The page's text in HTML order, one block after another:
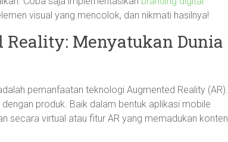
visual yang mencolok, dan nikmati hasilnya!
Menyatukan Dunia
pemanfaatan teknologi Augmented Reality (AR).
produk. Baik dalam bentuk aplikasi mobile
secara virtual atau fitur AR yang memadukan konten